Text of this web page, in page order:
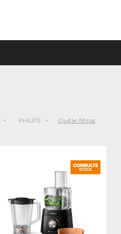
PHILIPS Quitar filtros